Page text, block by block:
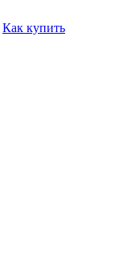
Как купить